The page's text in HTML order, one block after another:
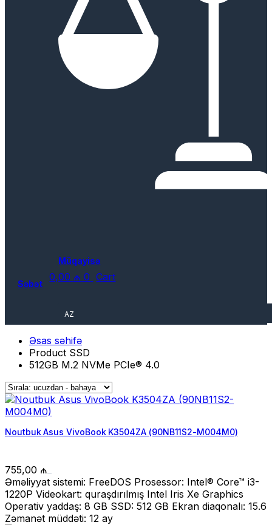
Müqayisə
0,00 ₼ 0 Cart
Səbət
AZ
Əsas səhifə
Product SSD
512GB M.2 NVMe PCIe® 4.0
Noutbuk Asus VivoBook K3504ZA (90NB11S2-M004M0)
755,00 ₼
Əməliyyat sistemi: FreeDOS Prosessor: Intel® Core™ i3-
1220P Videokart: quraşdırılmış Intel Iris Xe Graphics
Operativ yaddaş: 8 GB SSD: 512 GB Ekran diaqonalı: 15.6
Zəmanət müddəti: 12 ay